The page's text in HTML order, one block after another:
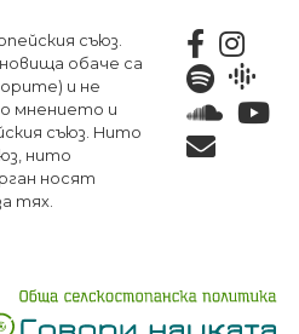
към
основното
съдържание
съюз.
обаче са
и не
мнението и
съюз. Нито
нито
носят
тях.